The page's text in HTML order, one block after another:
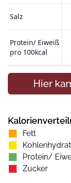
Salz
Protein/ Eiweiß
pro 100kcal
Hier
Fett
Protein/
Zucker